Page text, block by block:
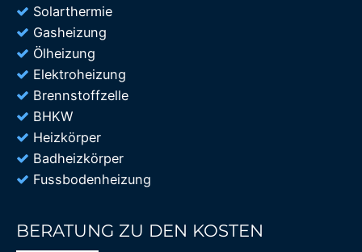
Solarthermie
Gasheizung
Ölheizung
Elektroheizung
Brennstoffzelle
BHKW
Heizkörper
Badheizkörper
Fussbodenheizung
BERATUNG ZU DEN KOSTEN